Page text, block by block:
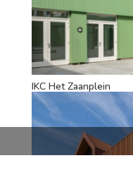
IKC Het Zaanplein